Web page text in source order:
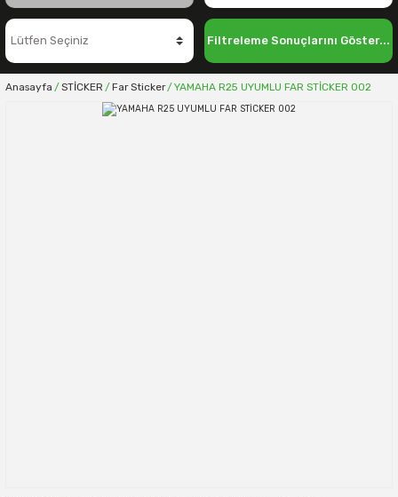
Filtreleme Sonuçlarını Göster...
Anasayfa STİCKER Far Sticker YAMAHA R25 UYUMLU FAR STİCKER 002